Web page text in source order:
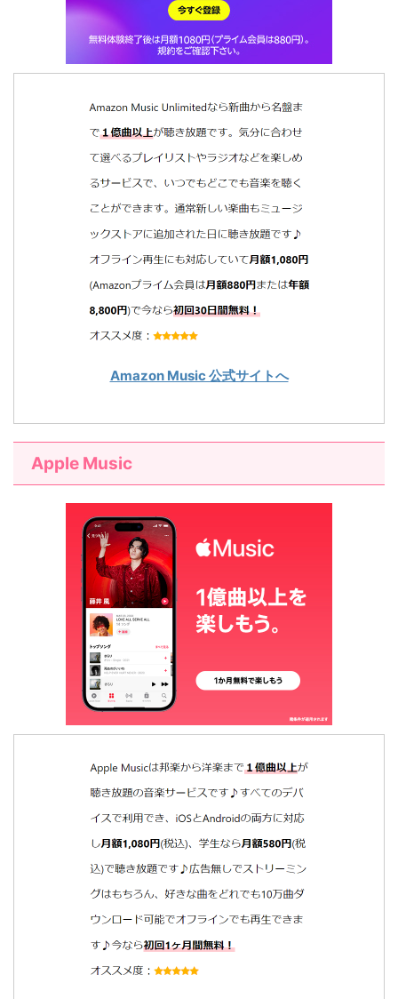
Amazon Music 公式サイトへ
Apple Music